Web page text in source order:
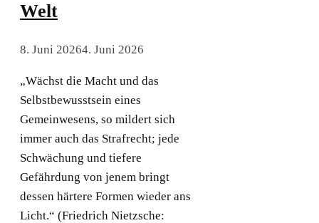
Welt
8. Juni 20264. Juni 2026
„Wächst die Macht und das
Selbstbewusstsein eines
Gemeinwesens, so mildert sich
immer auch das Strafrecht; jede
Schwächung und tiefere
Gefährdung von jenem bringt
dessen härtere Formen wieder ans
Licht.“ (Friedrich Nietzsche: